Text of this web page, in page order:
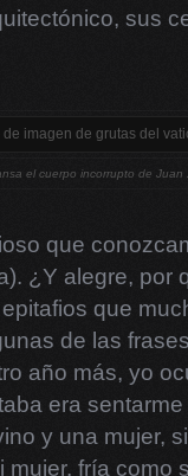
sus
el cuerpo incorrupto de
que
¿Y alegre, por
que
de las
año más, yo
era
y una mujer,
fría como